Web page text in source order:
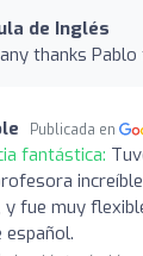
de Inglés
thanks
Publicada en
fantástica:
y fue muy
español.